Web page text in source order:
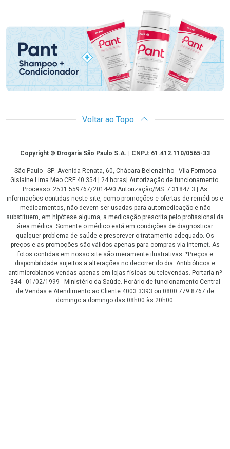
Promoção em Destaque
Voltar ao Topo
CopyrightCopyright © Drogaria São Paulo S.A. | CNPJ: 61.412.110/0565-33
São Paulo - SP: Avenida Renata, 60, Chácara Belenzinho - Vila Formosa
Gislaine Lima Meo CRF 40.354 | 24 horas| Autorização de funcionamento:
Processo: 2531.559767/2014-90 Autorização/MS: 7.31847.3 | As
informações contidas neste site, como promoções e ofertas de remédios e
medicamentos, não devem ser usadas para automedicação e não
substituem, em hipótese alguma, a medicação prescrita pelo profissional da
área médica. Somente o médico está em condições de diagnosticar
qualquer problema de saúde e prescrever o tratamento adequado. Os
preços e as promoções são válidos apenas para compras via internet. As
fotos contidas em nosso site são meramente ilustrativas. *Preços e
disponibilidade sujeitos a alterações no decorrer do dia. Antibióticos e
antimicrobianos vendas apenas em lojas físicas ou televendas. Portaria nº
344 - 01/02/1999 - Ministério da Saúde. Horário de funcionamento Central
de Vendas e Atendimento ao Cliente 4003 3393 ou 0800 779 8767 de
domingo a domingo das 08h00 às 20h00.